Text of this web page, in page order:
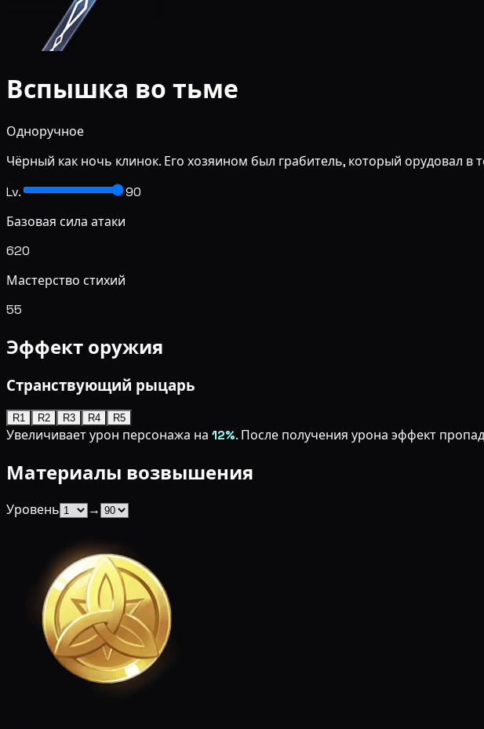
Вспышка во тьме
Одноручное
Чёрный как ночь клинок. Его хозяином был грабитель, который орудовал в
Lv.
90
Базовая сила атаки
620
Мастерство стихий
55
Эффект оружия
Странствующий рыцарь
R1 R2 R3 R4 R5
Увеличивает урон персонажа на 12%. После получения урона эффект
Материалы возвышения
Уровень →